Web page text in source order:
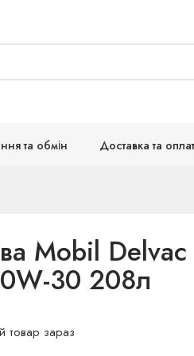
та обмін Доставка та
Mobil Delvac
30 208л
товар зараз